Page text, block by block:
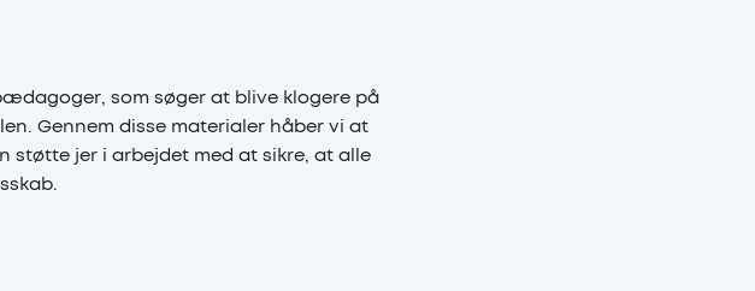
som søger at blive klogere på
Gennem disse materialer håber vi at
støtte jer i arbejdet med at sikre, at alle